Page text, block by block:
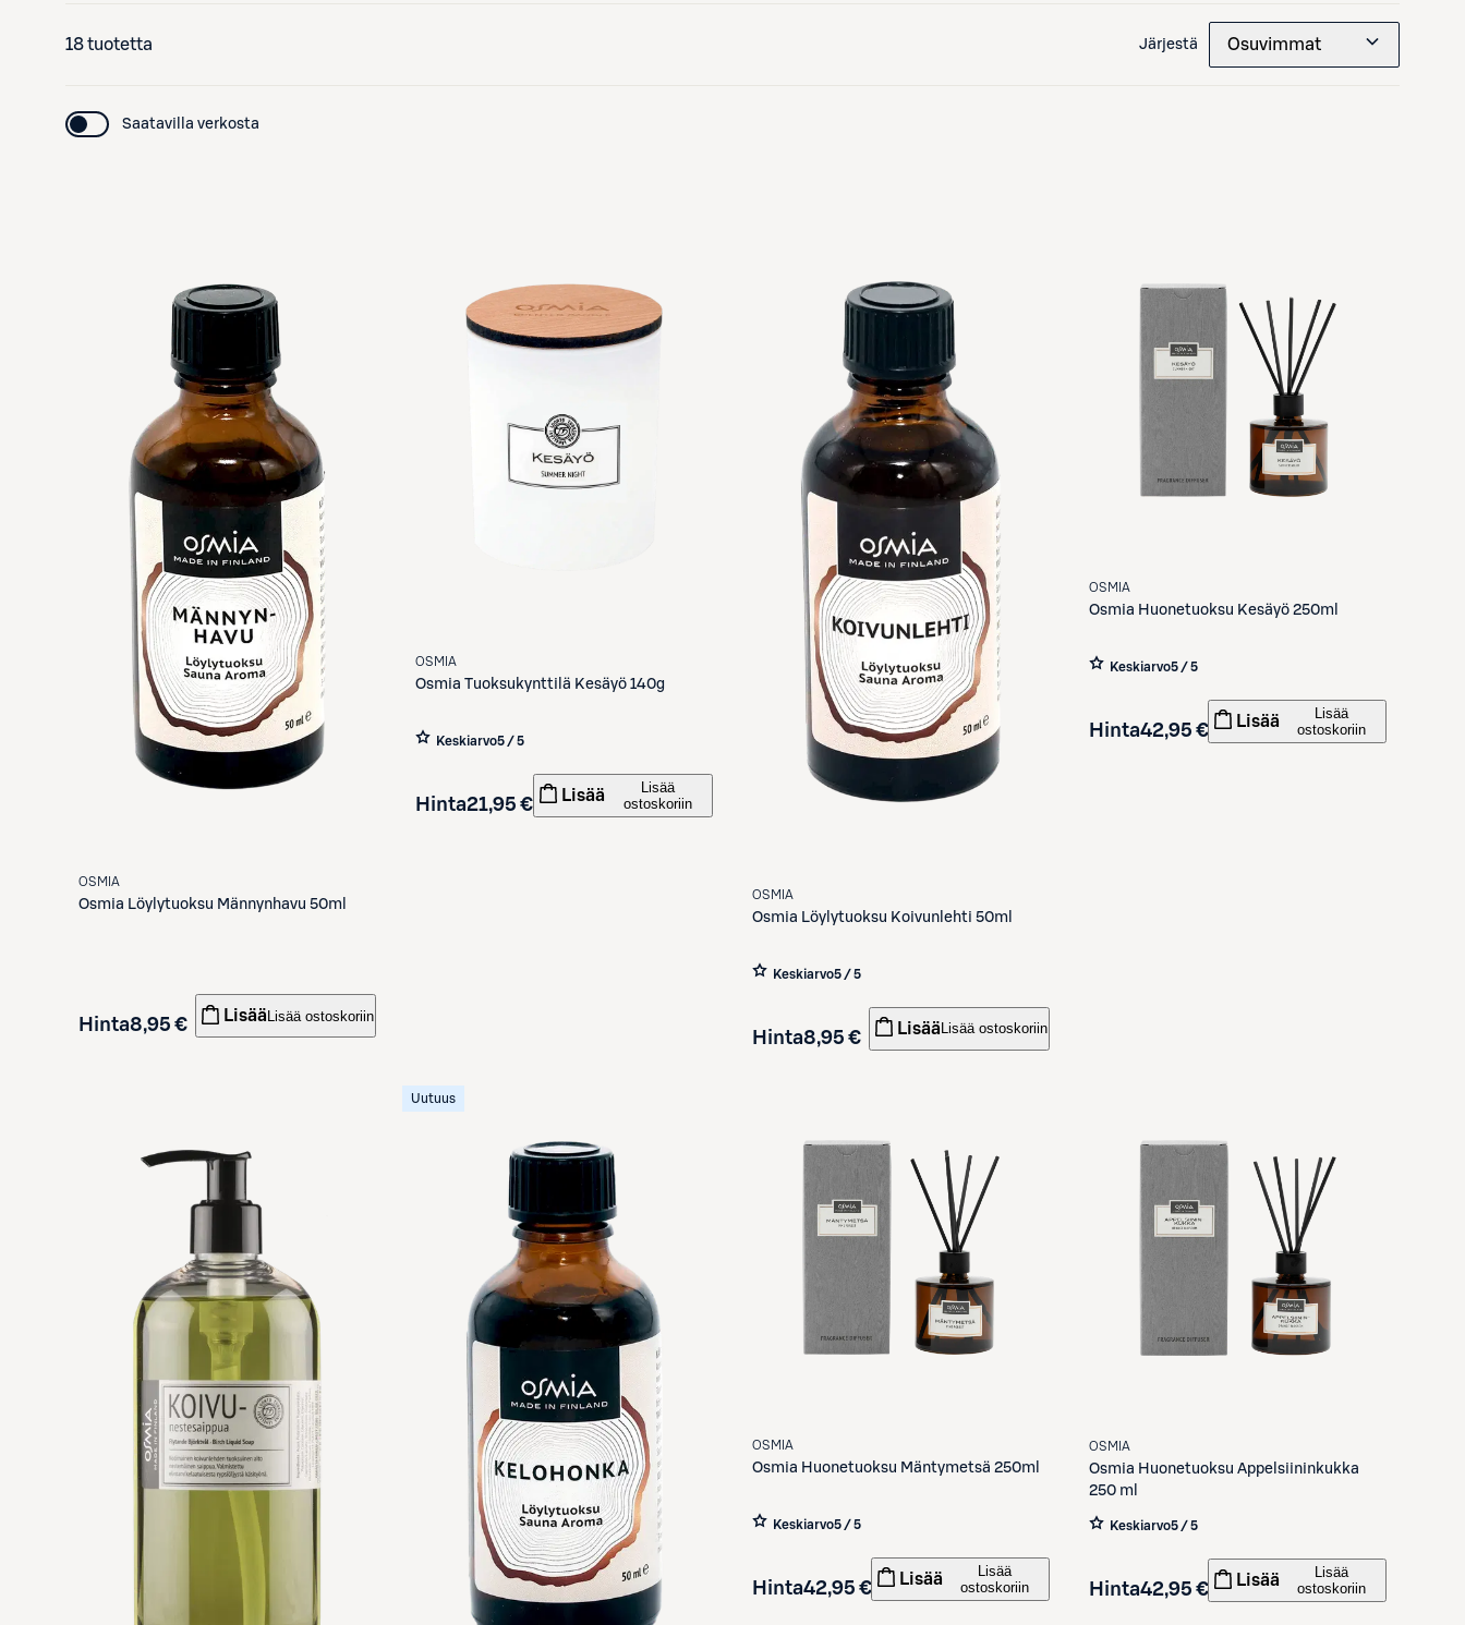
18 tuotetta Järjestä Osuvimmat
Saatavilla verkosta
OSMIA
Osmia Löylytuoksu Männynhavu 50ml
Hinta8,95 € Lisää Lisää ostoskoriin
OSMIA
Osmia Tuoksukynttilä Kesäyö 140g
Keskiarvo5 / 5
Hinta21,95 € Lisää
Lisää
ostoskoriin
OSMIA
Osmia Löylytuoksu Koivunlehti 50ml
Keskiarvo5 / 5
Hinta8,95 € Lisää Lisää ostoskoriin
OSMIA
Osmia Huonetuoksu Kesäyö 250ml
Keskiarvo5 / 5
Hinta42,95 € Lisää
Lisää
ostoskoriin
Uutuus
OSMIA
Osmia Huonetuoksu Mäntymetsä 250ml
Keskiarvo5 / 5
Hinta42,95 € Lisää
Lisää
ostoskoriin
OSMIA
Osmia Huonetuoksu Appelsiininkukka
250 ml
Keskiarvo5 / 5
Hinta42,95 € Lisää
Lisää
ostoskoriin